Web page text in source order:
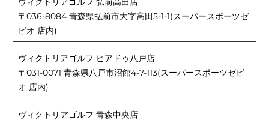
〒036-8084 青森県弘前市大字高田5-1-1(スーパースポーツゼ
ビオ 店内)
ヴィクトリアゴルフ ピアドゥ八戸店
〒031-0071 青森県八戸市沼館4-7-113(スーパースポーツゼビ
オ 店内)
ヴィクトリアゴルフ 青森中央店